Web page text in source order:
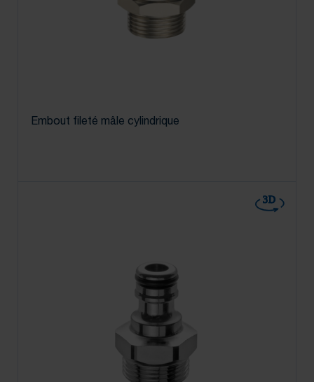
Embout fileté mâle cylindrique
3D